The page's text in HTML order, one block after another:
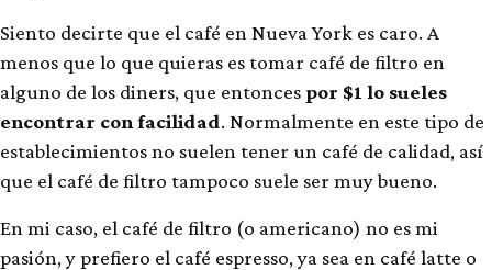
Siento decirte que el café en Nueva York es caro. A
menos que lo que quieras es tomar café de filtro en
alguno de los diners, que entoncespor $1 lo sueles
encontrar con facilidad. Normalmente en este tipo de
establecimientos no suelen tener un café de calidad, así
que el café de filtro tampoco suele ser muy bueno.
En mi caso, el café de filtro (o americano) no es mi
pasión, y prefiero el café espresso, ya sea en café latte o